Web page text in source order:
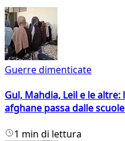
Guerre dimenticate
Gul, Mahdia, Leil e le
afghane passa dalle
1 min di lettura